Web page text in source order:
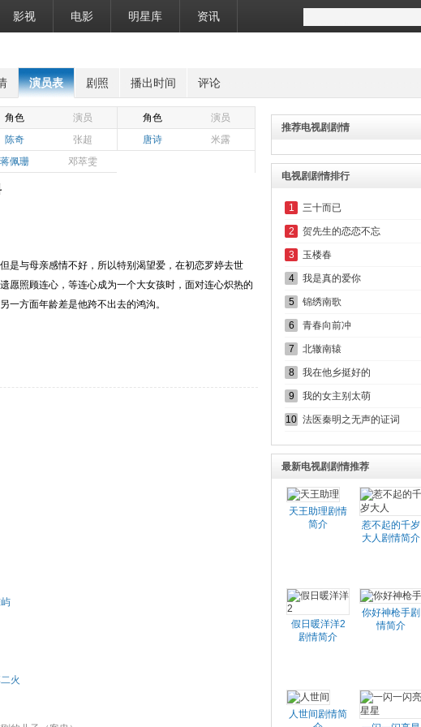
影视 电影 明星库 资讯
演员表 剧照 播出时间 评论
角色 演员 角色
演员
陈奇 张超 唐诗
米露
蒋佩珊 邓萃雯
是与母亲感情不好，所以特别渴望爱，在初恋罗婷去世
愿照顾连心，等连心成为一个大女孩时，面对连心炽热的
一方面年龄差是他跨不出去的鸿沟。
火
推荐电视剧剧情
电视剧剧情排行
1 三十而已
2 贺先生的恋恋不忘
3 玉楼春
4 我是真的爱你
5 锦绣南歌
6 青春向前冲
7 北辙南辕
8 我在他乡挺好的
9 我的女主别太萌
10 法医秦明之无声的证词
最新电视剧剧情推荐
天王助理剧情
简介
惹不起的千岁
大人剧情简介
假日暖洋洋2
剧情简介
你好神枪手剧
情简介
人世间剧情简